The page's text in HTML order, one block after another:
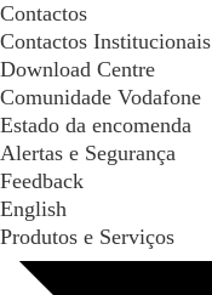
Contactos
Contactos Institucionais
Download Centre
Comunidade Vodafone
Estado da encomenda
Alertas e Segurança
Feedback
English
Produtos e Serviços